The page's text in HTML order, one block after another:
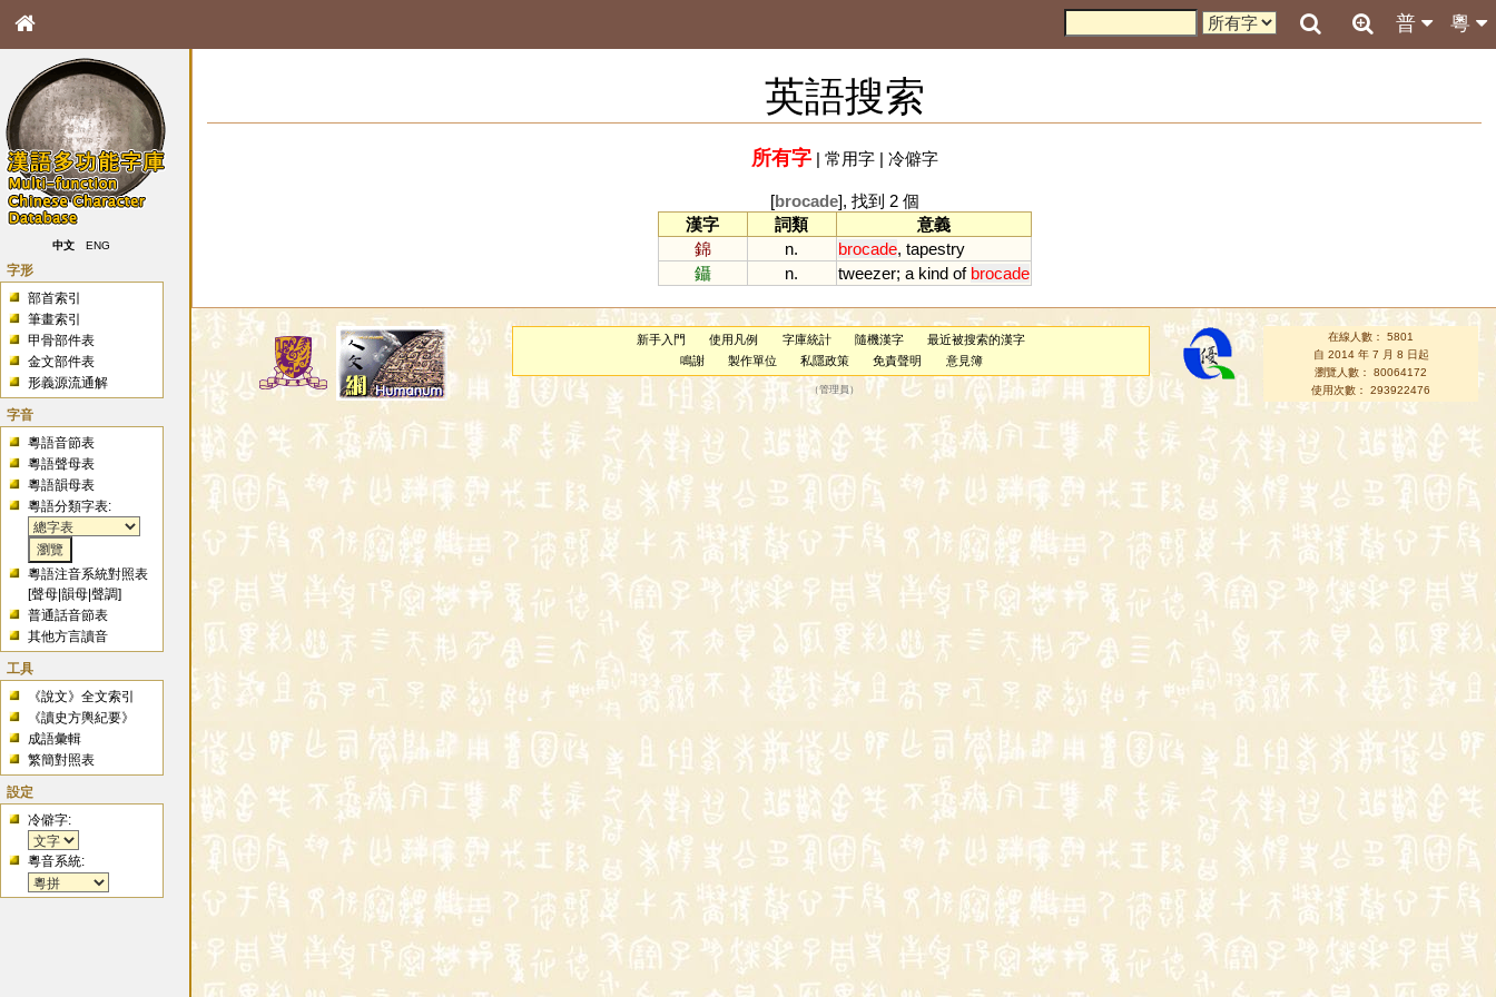
粵
普
中文 ENG
字形
部首索引
筆畫索引
甲骨部件表
金文部件表
形義源流通解
字音
粵語音節表
粵語聲母表
粵語韻母表
粵語分類字表:
粵語注音系統對照表
[聲母 |韻母 |聲調]
普通話音節表
其他方言讀音
工具
《說文》全文索引
《讀史方輿紀要》
成語彙輯
繁簡對照表
設定
冷僻字:
粵音系統:
英語搜索
所有字| 常用字| 冷僻字
[brocade], 找到 2 個
漢字
詞類
意義
錦
n. brocade, tapestry
鑷
n. tweezer; a kind of brocade
新手入門 使用凡例 字庫統計 隨機漢字
最近被搜索的漢字
鳴謝
製作單位 私隱政策 免責聲明 意見簿
（管理員 ）
在線人數： 5801
自 2014 年 7 月 8 日起
瀏覽人數： 80064172
使用次數： 293922476